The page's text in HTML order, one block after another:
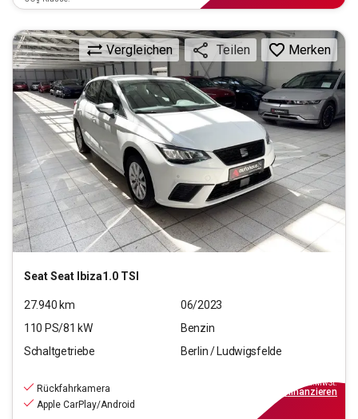
SeatSeat Ibiza1.0 TSI
Vergleichen Teilen Merken
27.940 km
06/2023
110 PS/81 kW
Benzin
Schaltgetriebe
Berlin / Ludwigsfelde
Rückfahrkamera
Apple CarPlay/Android
inkl.MwSt.
finanzieren